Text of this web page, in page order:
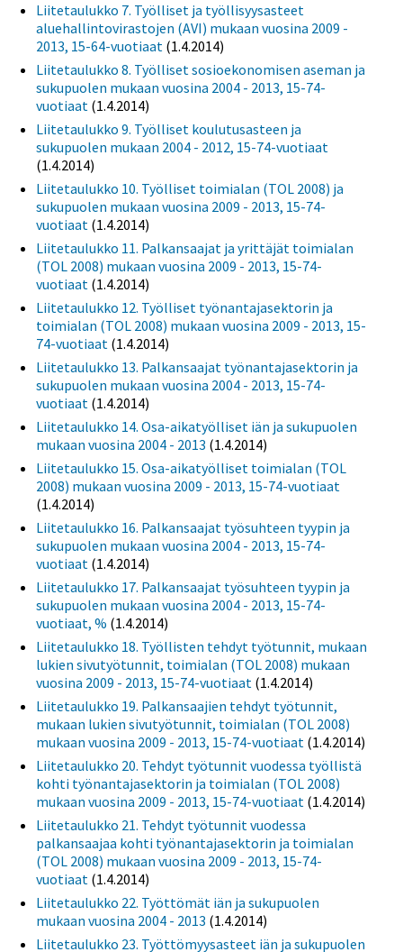
Liitetaulukko 7. Työlliset ja työllisyysasteet
aluehallintovirastojen (AVI) mukaan vuosina 2009 -
2013, 15-64-vuotiaat (1.4.2014)
Liitetaulukko 8. Työlliset sosioekonomisen aseman ja
sukupuolen mukaan vuosina 2004 - 2013, 15-74-
vuotiaat (1.4.2014)
Liitetaulukko 9. Työlliset koulutusasteen ja
sukupuolen mukaan 2004 - 2012, 15-74-vuotiaat
(1.4.2014)
Liitetaulukko 10. Työlliset toimialan (TOL 2008) ja
sukupuolen mukaan vuosina 2009 - 2013, 15-74-
vuotiaat (1.4.2014)
Liitetaulukko 11. Palkansaajat ja yrittäjät toimialan
(TOL 2008) mukaan vuosina 2009 - 2013, 15-74-
vuotiaat (1.4.2014)
Liitetaulukko 12. Työlliset työnantajasektorin ja
toimialan (TOL 2008) mukaan vuosina 2009 - 2013, 15-
74-vuotiaat (1.4.2014)
Liitetaulukko 13. Palkansaajat työnantajasektorin ja
sukupuolen mukaan vuosina 2004 - 2013, 15-74-
vuotiaat (1.4.2014)
Liitetaulukko 14. Osa-aikatyölliset iän ja sukupuolen
mukaan vuosina 2004 - 2013 (1.4.2014)
Liitetaulukko 15. Osa-aikatyölliset toimialan (TOL
2008) mukaan vuosina 2009 - 2013, 15-74-vuotiaat
(1.4.2014)
Liitetaulukko 16. Palkansaajat työsuhteen tyypin ja
sukupuolen mukaan vuosina 2004 - 2013, 15-74-
vuotiaat (1.4.2014)
Liitetaulukko 17. Palkansaajat työsuhteen tyypin ja
sukupuolen mukaan vuosina 2004 - 2013, 15-74-
vuotiaat, % (1.4.2014)
Liitetaulukko 18. Työllisten tehdyt työtunnit, mukaan
lukien sivutyötunnit, toimialan (TOL 2008) mukaan
vuosina 2009 - 2013, 15-74-vuotiaat (1.4.2014)
Liitetaulukko 19. Palkansaajien tehdyt työtunnit,
mukaan lukien sivutyötunnit, toimialan (TOL 2008)
mukaan vuosina 2009 - 2013, 15-74-vuotiaat (1.4.2014)
Liitetaulukko 20. Tehdyt työtunnit vuodessa työllistä
kohti työnantajasektorin ja toimialan (TOL 2008)
mukaan vuosina 2009 - 2013, 15-74-vuotiaat (1.4.2014)
Liitetaulukko 21. Tehdyt työtunnit vuodessa
palkansaajaa kohti työnantajasektorin ja toimialan
(TOL 2008) mukaan vuosina 2009 - 2013, 15-74-
vuotiaat (1.4.2014)
Liitetaulukko 22. Työttömät iän ja sukupuolen
mukaan vuosina 2004 - 2013 (1.4.2014)
Liitetaulukko 23. Työttömyysasteet iän ja sukupuolen